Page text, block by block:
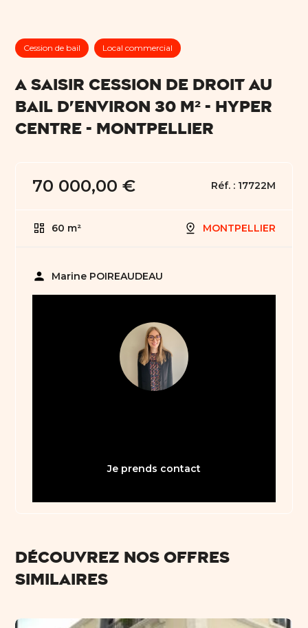
Cession de bail Local commercial
A SAISIR CESSION DE DROIT AU
BAIL D'ENVIRON 30 m² - HYPER
CENTRE - MONTPELLIER
70 000,00 € Réf. : 17722M
60 m² MONTPELLIER
person Marine POIREAUDEAU
Je prends contact
Découvrez nos offres
similaires